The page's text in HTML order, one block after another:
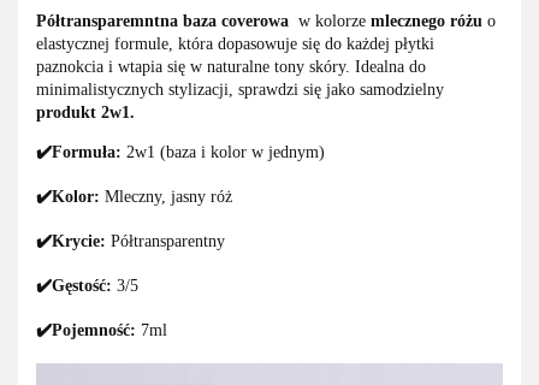
Półtransparemntna baza coverowa w kolorze mlecznego różu o
elastycznej formule, która dopasowuje się do każdej płytki
paznokcia i wtapia się w naturalne tony skóry. Idealna do
minimalistycznych stylizacji, sprawdzi się jako samodzielny
produkt 2w1.
✔️Formuła: 2w1 (baza i kolor w jednym)
✔️Kolor: Mleczny, jasny róż
✔️Krycie: Półtransparentny
✔️Gęstość: 3/5
✔️Pojemność: 7ml